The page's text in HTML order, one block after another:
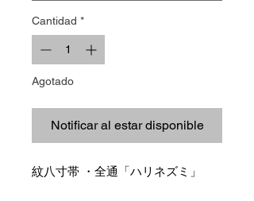
Cantidad *
Agotado
Notificar al estar disponible
紋八寸帯 ・全通「ハリネズミ」